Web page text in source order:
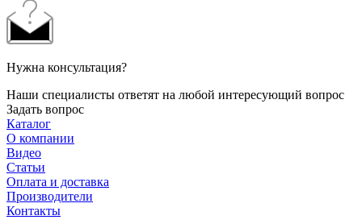
Нужна консультация?
Наши специалисты ответят на любой интересующий вопрос
Задать вопрос
Каталог
О компании
Видео
Статьи
Оплата и доставка
Производители
Контакты